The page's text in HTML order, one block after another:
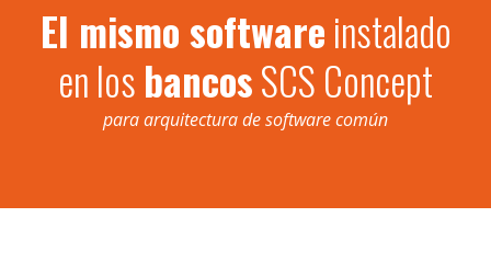
El mismo softwareinstalado
en losbancosSCS Concept
para arquitectura de software común